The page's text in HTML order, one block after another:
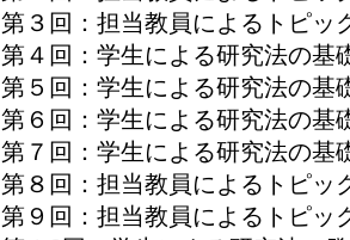
第３回：担当教員によるトピッ
第４回：学生による研究法の基
第５回：学生による研究法の基
第６回：学生による研究法の基
第７回：学生による研究法の基
第８回：担当教員によるトピッ
第９回：担当教員によるトピッ